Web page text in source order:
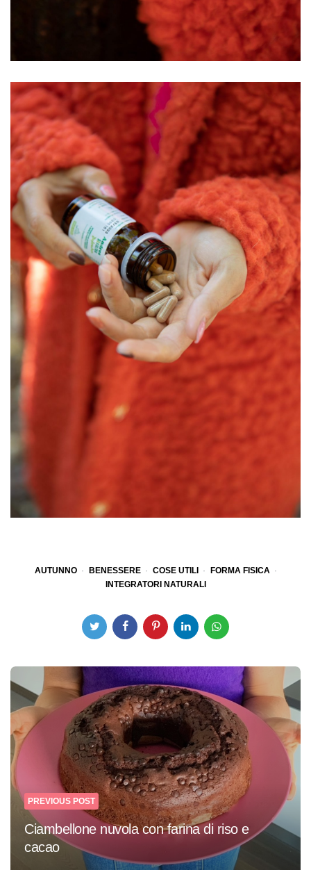
AUTUNNO BENESSERE COSE UTILI
FORMA FISICA
INTEGRATORI NATURALI
Post
navigation
PREVIOUS POST
Ciambellone nuvola con farina di riso e
cacao